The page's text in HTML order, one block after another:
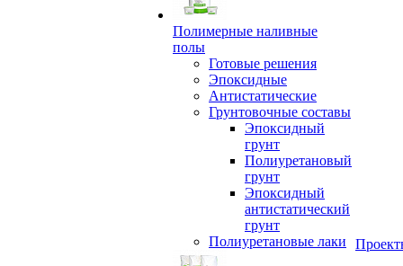
Полимерные наливные
полы
Готовые решения
Эпоксидные
Антистатические
Грунтовочные составы
Эпоксидный
грунт
Полиуретановый
грунт
Эпоксидный
антистатический
грунт
Полиуретановые лаки